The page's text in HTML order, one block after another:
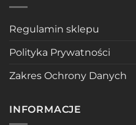
Regulamin sklepu
Polityka Prywatności
Zakres Ochrony Danych
INFORMACJE